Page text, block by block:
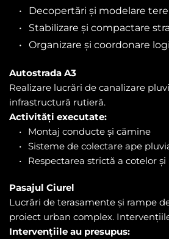
Decopertări și modelare
Stabilizare și compactare
Organizare și coordonare
Autostrada A3
Realizare lucrări de canalizare
infrastructură rutieră.
Activități executate:
Montaj conducte și cămine
Sisteme de colectare ape
Respectarea strictă a cotelor
Pasajul Ciurel
Lucrări de terasamente și rampe
proiect urban complex.
Intervențiile au presupus: